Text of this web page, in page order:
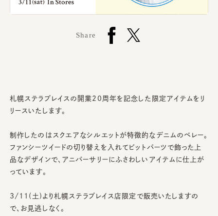
Share
札幌ステラプレイスの開業20周年を記念した限定アイテムをリ
リースいたします。
制作したのはスクエアなシルエットが特徴的なデニムのベレー。
ファンシーツイードの切り替えを入れてビットパーツで飾った上
品なデザインで、アニバーサリーにふさわしいアイテムに仕上が
っています。
3/11(土)より札幌ステラプレイス店限定で販売いたしますの
で、お見逃しなく。